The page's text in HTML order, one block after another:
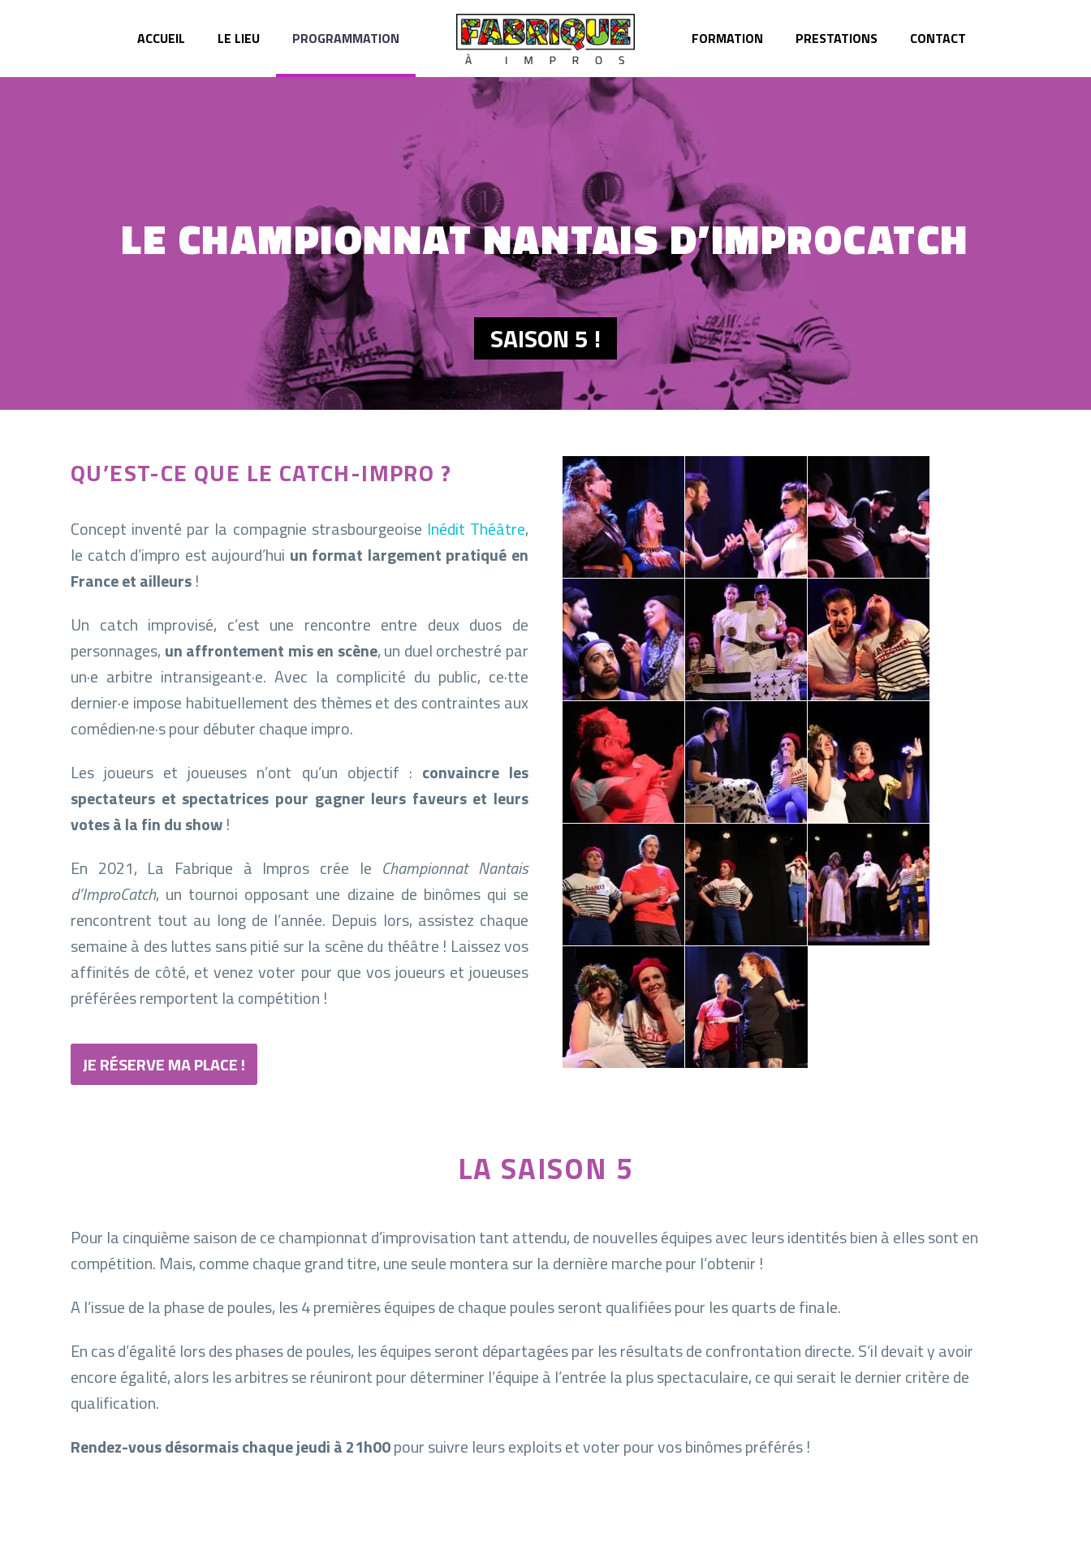
ACCUEIL LE LIEU PROGRAMMATION FORMATION PRESTATIONS CONTACT
LE CHAMPIONNAT NANTAIS D’IMPROCATCH
SAISON 5 !
QU’EST-CE QUE LE CATCH-IMPRO ?
Concept inventé par la compagnie strasbourgeoise Inédit Théâtre,
le catch d’impro est aujourd’hui un format largement pratiqué en
France et ailleurs!
Un catch improvisé, c’est une rencontre entre deux duos de
personnages, un affrontement mis en scène, un duel orchestré par
un·e arbitre intransigeant·e. Avec la complicité du public, ce·tte
dernier·e impose habituellement des thèmes et des contraintes aux
comédien·ne·s pour débuter chaque impro.
Les joueurs et joueuses n’ont qu’un objectif : convaincre les
spectateurs et spectatrices pour gagner leurs faveurs et leurs
votes à la fin du show!
En 2021, La Fabrique à Impros crée le Championnat Nantais
d’ImproCatch, un tournoi opposant une dizaine de binômes qui se
rencontrent tout au long de l’année. Depuis lors, assistez chaque
semaine à des luttes sans pitié sur la scène du théâtre ! Laissez vos
affinités de côté, et venez voter pour que vos joueurs et joueuses
préférées remportent la compétition !
JE RÉSERVE MA PLACE !
LA SAISON 5
Pour la cinquième saison de ce championnat d’improvisation tant attendu, de nouvelles équipes avec leurs identités bien à elles sont en
compétition. Mais, comme chaque grand titre, une seule montera sur la dernière marche pour l’obtenir !
A l’issue de la phase de poules, les 4 premières équipes de chaque poules seront qualifiées pour les quarts de finale.
En cas d’égalité lors des phases de poules, les équipes seront départagées par les résultats de confrontation directe. S’il devait y avoir
encore égalité, alors les arbitres se réuniront pour déterminer l’équipe à l’entrée la plus spectaculaire, ce qui serait le dernier critère de
qualification.
Rendez-vous désormais chaque jeudi à 21h00pour suivre leurs exploits et voter pour vos binômes préférés !